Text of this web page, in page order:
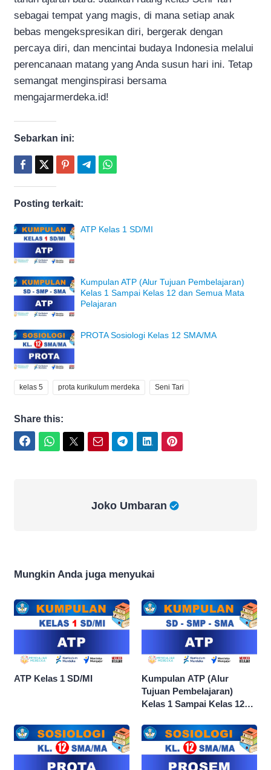
sebagai tempat yang magis, di mana setiap anak
bebas mengekspresikan diri, bergerak dengan
percaya diri, dan mencintai budaya Indonesia melalui
perencanaan matang yang Anda susun hari ini. Tetap
semangat menginspirasi bersama
mengajarmerdeka.id!
Sebarkan ini:
Posting terkait:
ATP Kelas 1 SD/MI
Kumpulan ATP (Alur Tujuan Pembelajaran)
Kelas 1 Sampai Kelas 12 dan Semua Mata
Pelajaran
PROTA Sosiologi Kelas 12 SMA/MA
kelas 5 prota kurikulum merdeka Seni Tari
Share this:
Joko Umbaran
Mungkin Anda juga menyukai
ATP Kelas 1 SD/MI
Kumpulan ATP (Alur
Tujuan Pembelajaran)
Kelas 1 Sampai Kelas 12